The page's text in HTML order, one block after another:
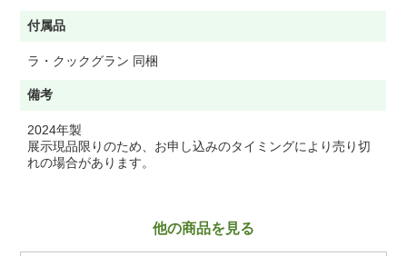
付属品
ラ・クックグラン 同梱
備考
2024年製
展示現品限りのため、お申し込みのタイミングにより売り切
れの場合があります。
他の商品を見る